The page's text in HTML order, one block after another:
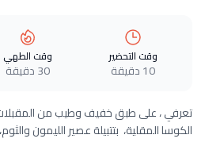
وقت التحضير
10 دقيقة
وقت الطهي
30 دقيقة
تعرفي ، على طبق خفيف وطيب من المقبلات
الكوسا المقلية، بتتبيلة عصير الليمون